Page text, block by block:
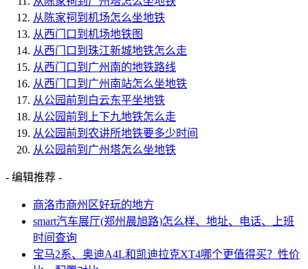
从陈家祠到机场怎么坐地铁
从西门口到机场地铁图
从西门口到珠江新城地铁怎么走
从西门口到广州南的地铁路线
从西门口到广州南站怎么坐地铁
从公园前到白云东平坐地铁
从公园前到上下九地铁怎么走
从公园前到农讲所地铁要多少时间
从公园前到广州塔怎么坐地铁
- 编辑推荐 -
商洛市商州区好玩的地方
smart汽车展厅(郑州晨旭路)怎么样、地址、电话、上班
时间查询
宝马2系、奥迪A4L和凯迪拉克XT4哪个更值得买？性价